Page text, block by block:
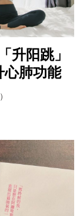
升阳跳」
心肺功能